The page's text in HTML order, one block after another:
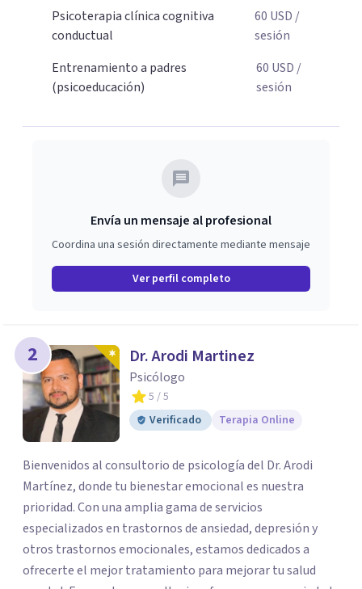
para dar el primer paso hacia una convivencia familiar
más armoniosa, agenda tu sesión y empecemos a
Psicoterapia clínica cognitiva
conductual
60 USD /
sesión
Entrenamiento a padres
(psicoeducación)
60 USD /
sesión
Envía un mensaje al profesional
Coordina una sesión directamente mediante mensaje
Ver perfil completo
2 Dr. Arodi Martinez
Psicólogo
5 / 5
Verificado
Terapia Online
Bienvenidos al consultorio de psicología del Dr. Arodi
Martínez, donde tu bienestar emocional es nuestra
prioridad. Con una amplia gama de servicios
especializados en trastornos de ansiedad, depresión y
otros trastornos emocionales, estamos dedicados a
ofrecerte el mejor tratamiento para mejorar tu salud